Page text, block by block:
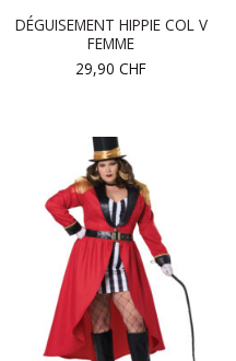
DÉGUISEMENT HIPPIE COL V
FEMME
29,90 CHF